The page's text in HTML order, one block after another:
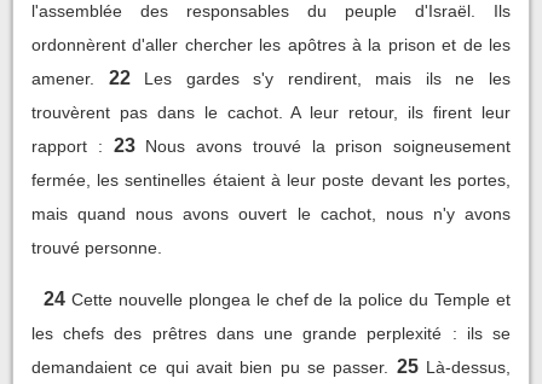
l'assemblée des responsables du peuple d'Israël. Ils
ordonnèrent d'aller chercher les apôtres à la prison et de les
amener.
22
Les gardes s'y rendirent, mais ils ne les
trouvèrent pas dans le cachot. A leur retour, ils firent leur
rapport :
23 Nous avons trouvé la prison soigneusement
fermée, les sentinelles étaient à leur poste devant les portes,
mais quand nous avons ouvert le cachot, nous n'y avons
trouvé personne.
24 Cette nouvelle plongea le chef de la police du Temple et
les chefs des prêtres dans une grande perplexité : ils se
demandaient ce qui avait bien pu se passer.
25 Là-dessus,